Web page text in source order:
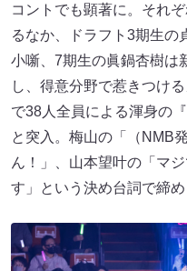
コントでも顕著に。それ
るなか、ドラフト3期生の
小噺、7期生の眞鍋杏樹は
し、得意分野で惹きつけ
で38人全員による渾身の
と突入。梅山の「（NMB
ん！」、山本望叶の「マ
す」という決め台詞で締め